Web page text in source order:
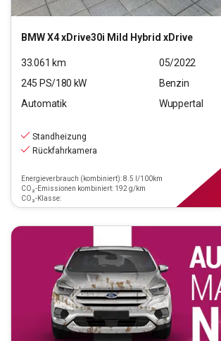
BMWX4 xDrive30i Mild Hybrid xDrive
33.061 km
05/2022
245 PS/180 kW
Benzin
Automatik
Wuppertal
Standheizung
Rückfahrkamera
Energieverbrauch (kombiniert): 8.5 l/100km
CO₂-Emissionen kombiniert: 192 g/km
CO₂-Klasse: